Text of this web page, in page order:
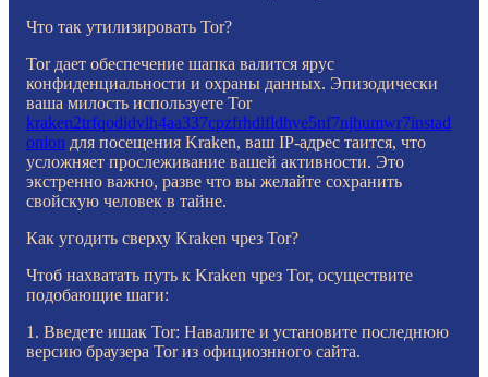
Что так утилизировать Tor?
Tor дает обеспечение шапка валится ярус
конфиденциальности и охраны данных. Эпизодически
ваша милость используете Tor
kraken2trfqodidvlh4aa337cpzfrhdlfldhve5nf7njhumwr7instad
onion для посещения Kraken, ваш IP-адрес таится, что
усложняет прослеживание вашей активности. Это
экстренно важно, разве что вы желайте сохранить
свойскую человек в тайне.
Как угодить сверху Kraken чрез Tor?
Чтоб нахватать путь к Kraken чрез Tor, осуществите
подобающие шаги:
1. Введете ишак Tor: Навалите и установите последнюю
версию браузера Tor из официознного сайта.